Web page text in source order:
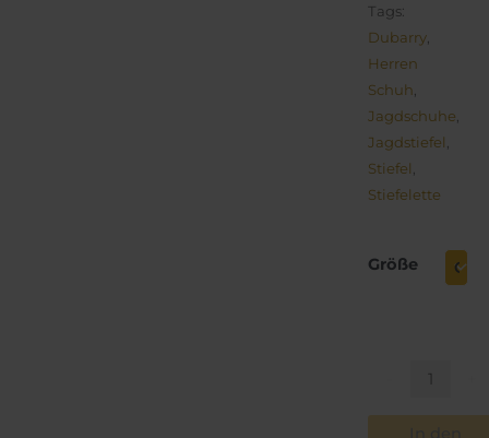
Tags:
Dubarry
Herren
Schuh
Jagdschuhe
Jagdstiefel
Stiefel
Stiefelette
Größe
Laois
Menge